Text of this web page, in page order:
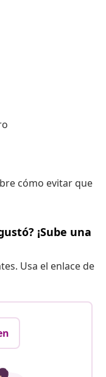
cómo evitar que
¡Sube una
Usa el enlace de